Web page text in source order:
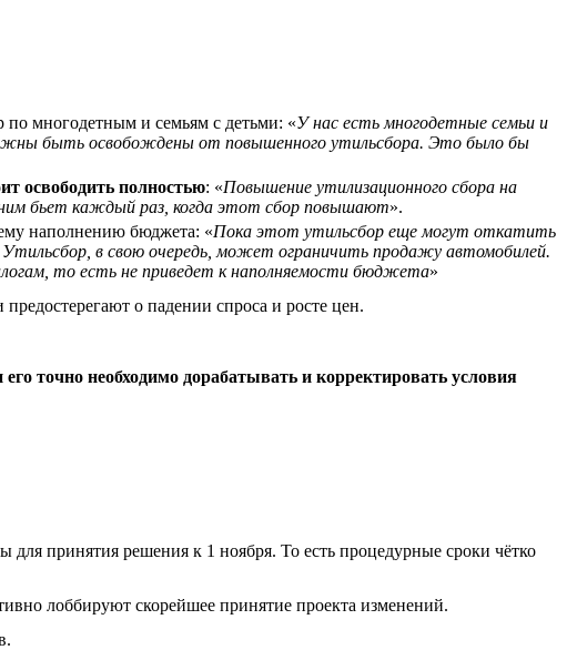
по многодетным и семьям с детьми: «У нас есть многодетные семьи и
быть освобождены от повышенного утильсбора. Это было бы
освободить полностью: «Повышение утилизационного сбора на
бьет каждый раз, когда этот сбор повышают».
наполнению бюджета: «Пока этот утильсбор еще могут откатить
в свою очередь, может ограничить продажу автомобилей.
то есть не приведет к наполняемости бюджета»
о падении спроса и росте цен.
точно необходимо дорабатывать и корректировать условия
принятия решения к 1 ноября. То есть процедурные сроки чётко
лоббируют скорейшее принятие проекта изменений.